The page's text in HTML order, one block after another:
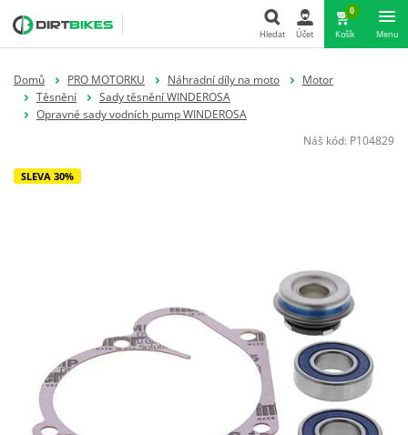
Hledat Účet
0
Košík Menu
Domů PRO MOTORKU Náhradní díly na moto
Motor
Těsnění
Sady těsnění WINDEROSA
Opravné sady vodních pump WINDEROSA
Náš kód: P104829
SLEVA 30%